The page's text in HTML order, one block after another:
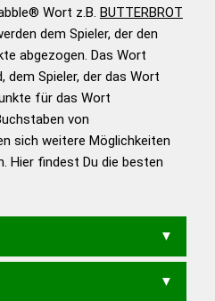
– Standardwerk in 12
– Richtiges und gutes
– Die deutsche Grammatik
– Deutsches
Wort z.B. BUTTERBROT
dem Spieler, der den
abgezogen. Das Wort
dem Spieler, der das Wort
für das Wort
von
sich weitere Möglichkeiten
Hier findest Du die besten